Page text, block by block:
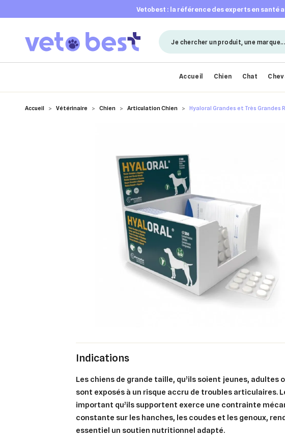
vetobest : la référence des experts en santé
Accueil Chien Chat
Accueil Vétérinaire Chien Articulation Chien Hyaloral Grandes et Très Grandes
Indications
Les chiens de grande taille, qu’ils soient jeunes, adultes
sont exposés à un risque accru de troubles articulaires.
important qu’ils supportent exerce une contrainte
constante sur les hanches, les coudes et les genoux,
essentiel un soutien nutritionnel adapté.